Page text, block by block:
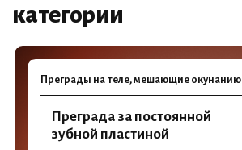
категории
Преграды на теле, мешающие окунанию
Преграда за постоянной
зубной пластиной